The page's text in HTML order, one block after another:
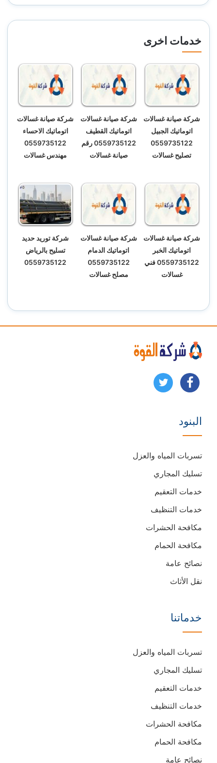
خدمات اخرى
شركة صيانة غسالات
اتوماتيك الجبيل
0559735122
تصليح غسالات
شركة صيانة غسالات
اتوماتيك القطيف
0559735122 رقم
صيانة غسالات
شركة صيانة غسالات
اتوماتيك الاحساء
0559735122
مهندس غسالات
شركة صيانة غسالات
اتوماتيك الخبر
0559735122 فني
غسالات
شركة صيانة غسالات
اتوماتيك الدمام
0559735122
مصلح غسالات
شركة توريد حديد
تسليح بالرياض
0559735122
تابعنا
فيسبوك
تابعنا
البنود
تسربات المياه والعزل
تسليك المجاري
خدمات التعقيم
خدمات التنظيف
مكافحة الحشرات
مكافحة الحمام
نصائح عامة
نقل الأثاث
خدماتنا
تسربات المياه والعزل
تسليك المجاري
خدمات التعقيم
خدمات التنظيف
مكافحة الحشرات
مكافحة الحمام
نصائح عامة